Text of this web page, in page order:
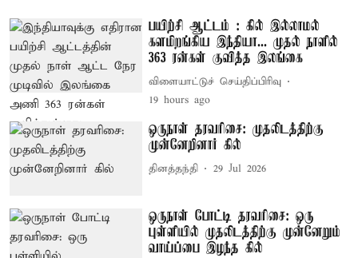
பயிற்சி ஆட்டம் : கில் இல்லாமல்
களமிறங்கிய இந்தியா... முதல் நாளில்
363 ரன்கள் குவித்த இலங்கை
விளையாட்டுச் செய்திப்பிரிவு
19 hours ago
ஒருநாள் தரவரிசை: முதலிடத்திற்கு
முன்னேறினார் கில்
தினத்தந்தி 29 Jul 2026
ஒருநாள் போட்டி தரவரிசை: ஒரு
புள்ளியில் முதலிடத்திற்கு முன்னேறும்
வாய்ப்பை இழந்த கில்